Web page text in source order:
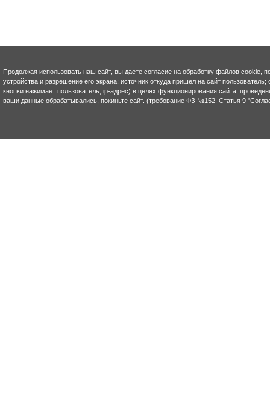
Продолжая использовать наш сайт, вы даете согласие на обработку файлов cookie,
устройства и разрешение его экрана; источник откуда пришел на сайт
кнопки нажимает пользователь; ip-адрес) в целях функционирования сайта,
ваши данные обрабатывались, покиньте сайт. (требование ФЗ №152. Статья 9